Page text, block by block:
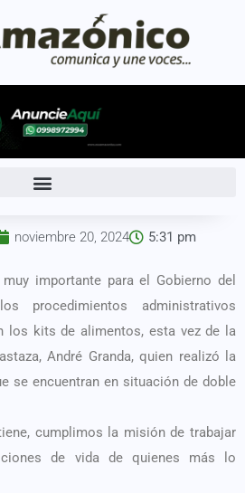
noviembre 20, 2024 5:31 pm
importante para el Gobierno del
procedimientos administrativos
los kits de alimentos, esta vez de la
André Granda, quien realizó la
se encuentran en situación de doble
cumplimos la misión de trabajar
de vida de quienes más lo